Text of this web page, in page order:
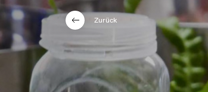
Zurück